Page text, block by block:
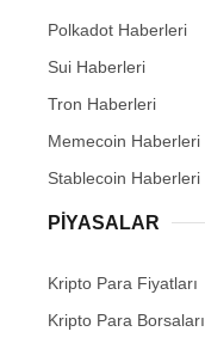
Polkadot Haberleri
Sui Haberleri
Tron Haberleri
Memecoin Haberleri
Stablecoin Haberleri
PIYASALAR
Kripto Para Fiyatları
Kripto Para Borsaları